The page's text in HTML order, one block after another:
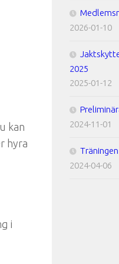
kan
hyra
i
2026-01-10
2025
2025-01-12
2024-11-01
2024-04-06